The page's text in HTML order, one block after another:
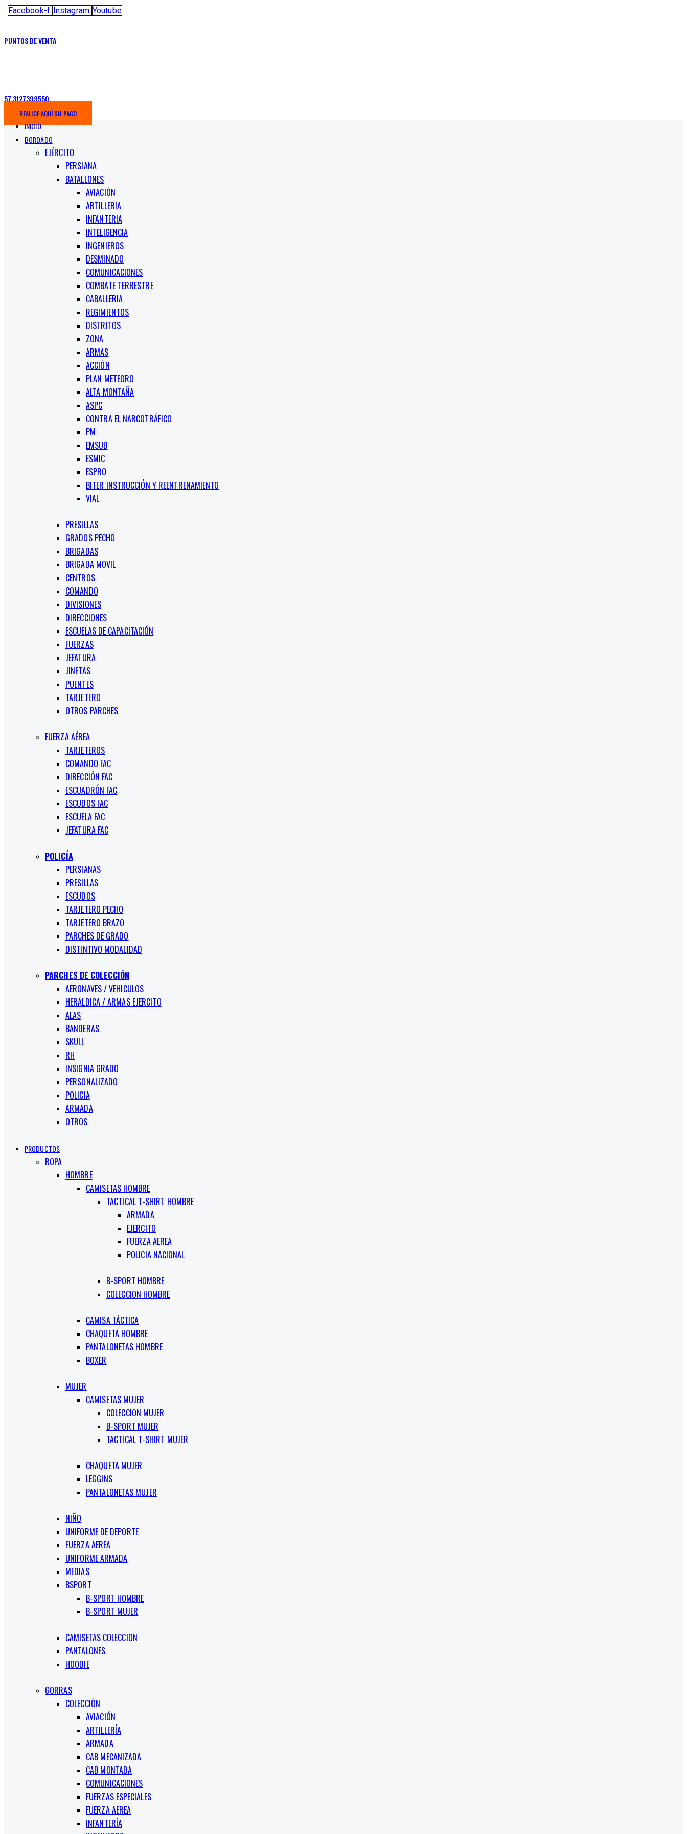
Facebook-f Instagram Youtube
PUNTOS DE VENTA
57 3127399550
REALICE AQUÍ SU PAGO
INICIO
BORDADO
EJÉRCITO
PERSIANA
BATALLONES
AVIACIÓN
ARTILLERIA
INFANTERIA
INTELIGENCIA
INGENIEROS
DESMINADO
COMUNICACIONES
COMBATE TERRESTRE
CABALLERIA
REGIMIENTOS
DISTRITOS
ZONA
ARMAS
ACCIÓN
PLAN METEORO
ALTA MONTAÑA
ASPC
CONTRA EL NARCOTRÁFICO
PM
EMSUB
ESMIC
ESPRO
BITER INSTRUCCIÓN Y REENTRENAMIENTO
VIAL
PRESILLAS
GRADOS PECHO
BRIGADAS
BRIGADA MOVIL
CENTROS
COMANDO
DIVISIONES
DIRECCIONES
ESCUELAS DE CAPACITACIÓN
FUERZAS
JEFATURA
JINETAS
PUENTES
TARJETERO
OTROS PARCHES
FUERZA AÉREA
TARJETEROS
COMANDO FAC
DIRECCIÓN FAC
ESCUADRÓN FAC
ESCUDOS FAC
ESCUELA FAC
JEFATURA FAC
POLICÍA
PERSIANAS
PRESILLAS
ESCUDOS
TARJETERO PECHO
TARJETERO BRAZO
PARCHES DE GRADO
DISTINTIVO MODALIDAD
PARCHES DE COLECCIÓN
AERONAVES / VEHICULOS
HERALDICA / ARMAS EJERCITO
ALAS
BANDERAS
SKULL
RH
INSIGNIA GRADO
PERSONALIZADO
POLICIA
ARMADA
OTROS
PRODUCTOS
ROPA
HOMBRE
CAMISETAS HOMBRE
TACTICAL T-SHIRT HOMBRE
ARMADA
EJERCITO
FUERZA AEREA
POLICIA NACIONAL
B-SPORT HOMBRE
COLECCION HOMBRE
CAMISA TÁCTICA
CHAQUETA HOMBRE
PANTALONETAS HOMBRE
BOXER
MUJER
CAMISETAS MUJER
COLECCION MUJER
B-SPORT MUJER
TACTICAL T-SHIRT MUJER
CHAQUETA MUJER
LEGGINS
PANTALONETAS MUJER
NIÑO
UNIFORME DE DEPORTE
FUERZA AEREA
UNIFORME ARMADA
MEDIAS
BSPORT
B-SPORT HOMBRE
B-SPORT MUJER
CAMISETAS COLECCION
PANTALONES
HOODIE
GORRAS
COLECCIÓN
AVIACIÓN
ARTILLERÍA
ARMADA
CAB MECANIZADA
CAB MONTADA
COMUNICACIONES
FUERZAS ESPECIALES
FUERZA AEREA
INFANTERÍA